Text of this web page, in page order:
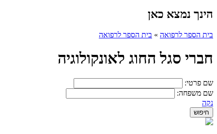
הינך נמצא כאן
בית הספר לרפואה » בית הספר לרפואה
חברי סגל החוג לאונקולוגיה
שם פרטי:
שם משפחה:
נקה